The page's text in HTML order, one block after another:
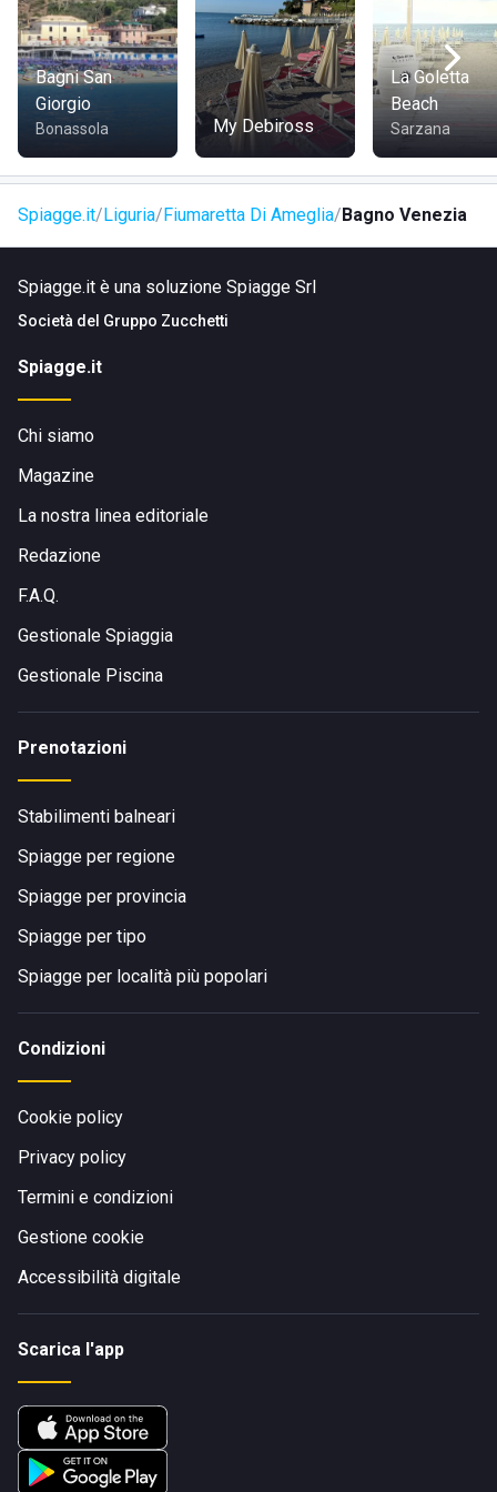
Bagni San
Giorgio
Bonassola My Debiross
La Goletta
Beach
Sarzana
Spiagge.it Liguria Fiumaretta Di Ameglia Bagno Venezia
Spiagge.it è una soluzione Spiagge Srl
Società del Gruppo Zucchetti
Spiagge.it
Chi siamo
Magazine
La nostra linea editoriale
Redazione
F.A.Q.
Gestionale Spiaggia
Gestionale Piscina
Prenotazioni
Stabilimenti balneari
Spiagge per regione
Spiagge per provincia
Spiagge per tipo
Spiagge per località più popolari
Condizioni
Cookie policy
Privacy policy
Termini e condizioni
Gestione cookie
Accessibilità digitale
Scarica l'app